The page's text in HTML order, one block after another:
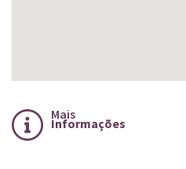
Mais
Informações